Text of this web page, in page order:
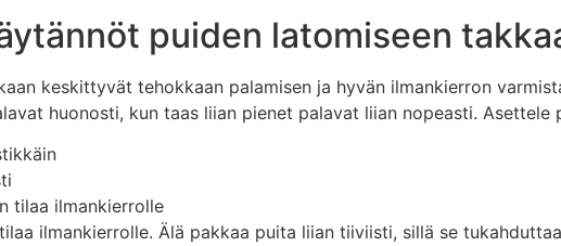
puiden latomiseen
keskittyvät tehokkaan palamisen ja hyvän ilmankierron
huonosti, kun taas liian pienet palavat liian nopeasti. Asettele
tilaa ilmankierrolle
ilmankierrolle. Älä pakkaa puita liian tiiviisti, sillä se